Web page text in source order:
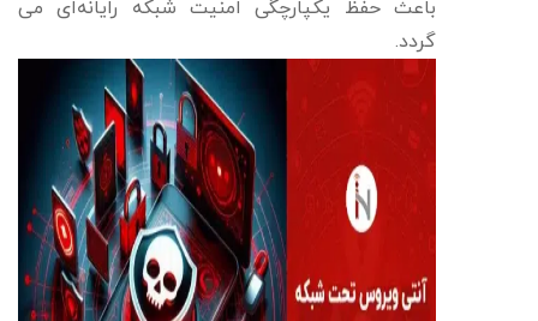
باعث حفظ یکپارچگی امنیت شبکه رایانه‌ای می‌
گردد.